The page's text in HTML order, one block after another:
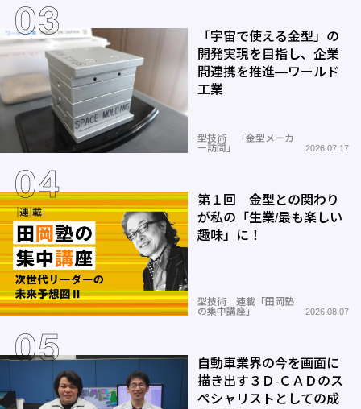
「宇宙で使える金型」の
開発実現を目指し、企業
間連携を推進―ワールド
工業
型技術 「金型メーカ
ー訪問」
2026.07.17
第１回 金型との関わり
が私の「生業/最も楽しい
趣味」に！
型技術 連載「田岡塾
の集中講座」
2026.08.07
自動車業界の今を画面に
描き出す３Ｄ-ＣＡＤのス
ペシャリストとしての成